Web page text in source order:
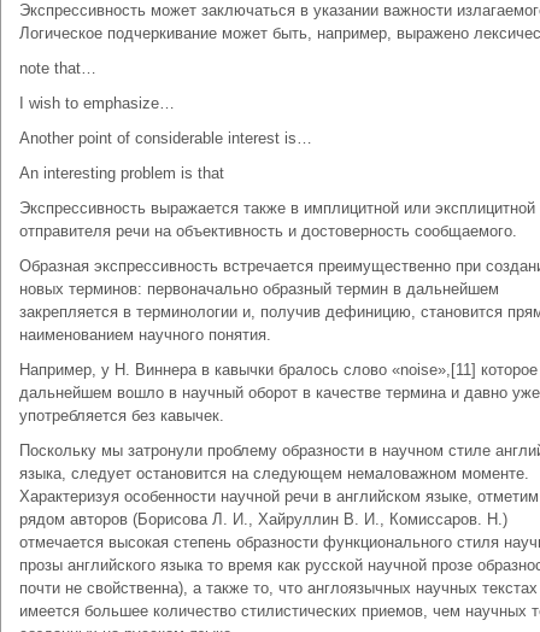
Экспрессивность может заключаться в указании важности
Логическое подчеркивание может быть, например, выражено
note that…
I wish to emphasize…
Another point of considerable interest is…
An interesting problem is that
Экспрессивность выражается также в имплицитной или эксплицитной
отправителя речи на объективность и достоверность сообщаемого.
Образная экспрессивность встречается преимущественно при
новых терминов: первоначально образный термин в дальнейшем
закрепляется в терминологии и, получив дефиницию, становится
наименованием научного понятия.
Например, у Н. Виннера в кавычки бралось слово «noise»,[11]
дальнейшем вошло в научный оборот в качестве термина и давно уже
употребляется без кавычек.
Поскольку мы затронули проблему образности в научном стиле
языка, следует остановится на следующем немаловажном моменте.
Характеризуя особенности научной речи в английском языке,
рядом авторов (Борисова Л. И., Хайруллин В. И., Комиссаров. Н.)
отмечается высокая степень образности функционального стиля
прозы английского языка то время как русской научной прозе
почти не свойственна), а также то, что англоязычных научных текстах
имеется большее количество стилистических приемов, чем научных